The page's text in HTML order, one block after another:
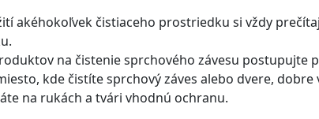
akéhokoľvek čistiaceho prostriedku si vždy
na čistenie sprchového závesu postupujte
kde čistíte sprchový záves alebo dvere, dobre
na rukách a tvári vhodnú ochranu.